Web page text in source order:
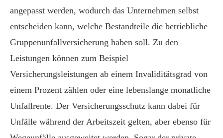
angepasst werden, wodurch das Unternehmen selbst
entscheiden kann, welche Bestandteile die betriebliche
Gruppenunfallversicherung haben soll. Zu den
Leistungen können zum Beispiel
Versicherungsleistungen ab einem Invaliditätsgrad von
einem Prozent zählen oder eine lebenslange monatliche
Unfallrente. Der Versicherungsschutz kann dabei für
Unfälle während der Arbeitszeit gelten, aber ebenso für